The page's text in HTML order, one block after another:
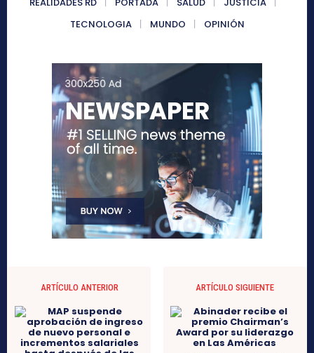
TECNOLOGIA
MUNDO OPINIÓN
ARTÍCULO ANTERIOR ARTÍCULO SIGUIENTE